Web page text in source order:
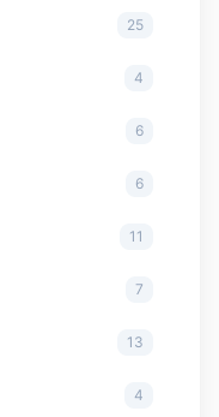
25
4
6
6
11
7
13
4